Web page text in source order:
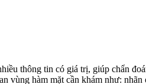
thông tin có giá trị, giúp chẩn
vùng hàm mặt cần khám như: